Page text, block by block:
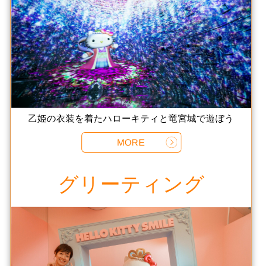
乙姫の衣装を着たハローキティと竜宮城で遊ぼう
MORE
グリーティング